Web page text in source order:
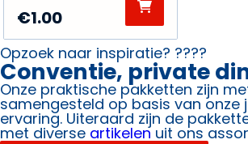
€1.00
Opzoek naar inspiratie? ????
Conventie, private
Onze praktische pakketten zijn
samengesteld op basis van onze
ervaring. Uiteraard zijn de
met diverse artikelen uit ons